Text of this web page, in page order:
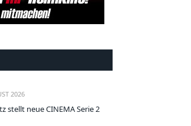
2026
stellt neue CINEMA Serie 2